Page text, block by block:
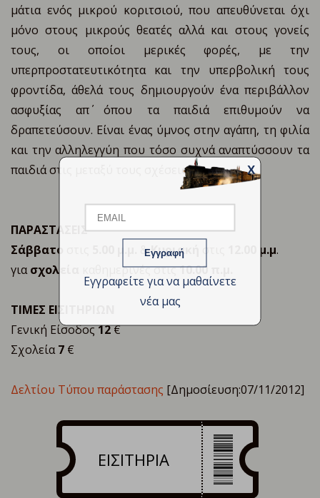
X
Name
Εγγραφείτε για να μαθαίνετε
νέα μας
μάτια ενός μικρού κοριτσιού, που απευθύνεται όχι
μόνο στους μικρούς θεατές αλλά και στους γονείς
τους, οι οποίοι μερικές φορές, με την
υπερπροστατευτικότητα και την υπερβολική τους
φροντίδα, άθελά τους δημιουργούν ένα περιβάλλον
ασφυξίας απ΄ όπου τα παιδιά επιθυμούν να
δραπετεύσουν. Είναι ένας ύμνος στην αγάπη, τη φιλία
και την αλληλεγγύη που τόσο συχνά αναπτύσσουν τα
παιδιά στις μεταξύ τους σχέσεις.
ΠΑΡΑΣΤΑΣΕΙΣ
Σάββατο
&Κυριακή 12.00 μ.μ.
γιασχολεία καθημερινές στις10.00 π.μ.
ΤΙΜΕΣ ΕΙΣΙΤΗΡΙΩΝ
Γενική Είσοδος12€
Σχολεία7 €
Δελτίου Τύπου παράστασης [Δημοσίευση:07/11/2012]
ΕΙΣΙΤΗΡΙΑ